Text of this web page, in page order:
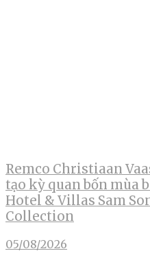
Remco Christiaan
tạo kỳ quan bốn mùa
Hotel & Villas Sam
Collection
05/08/2026